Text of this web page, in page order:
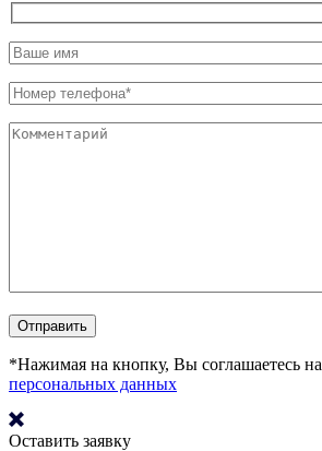
*Нажимая на кнопку, Вы соглашаетесь на
персональных данных
Оставить заявку